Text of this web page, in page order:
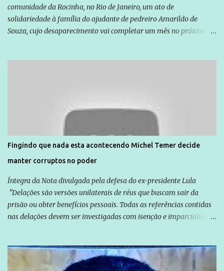
comunidade da Rocinha, no Rio de Janeiro, um ato de
solidariedade à família do ajudante de pedreiro Amarildo de
Souza, cujo desaparecimento vai completar um mês no próximo
são vítimas de violência, estão em situação de risco ou têm seus
direitos violados. Leia mais: Anistia Internacional cobra do Brasil
solução do caso Amarildo - Terra Brasil
Fingindo que nada esta acontecendo Michel Temer decide
manter corruptos no poder
Íntegra da Nota divulgada pela defesa do ex-presidente Lula
"Delações são versões unilaterais de réus que buscam sair da
prisão ou obter benefícios pessoais. Todas as referências contidas
nas delações devem ser investigadas com isenção e imparcialidade
Globo manteve com o Grupo Odebrecht, citada na delação de
Emílio Odebrecht. Lula sempre atuou para promover o Brasil no